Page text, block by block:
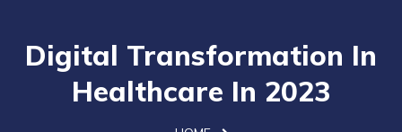
Digital Transformation In
Healthcare In 2023